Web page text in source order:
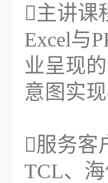
主讲课
Excel与
业呈现
意图实
服务客
TCL、